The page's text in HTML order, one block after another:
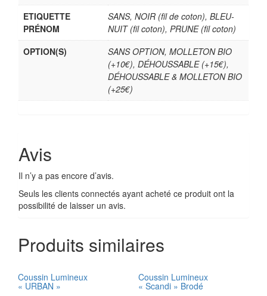
ETIQUETTE
PRÉNOM
SANS, NOIR (fil de coton), BLEU-
NUIT (fil coton), PRUNE (fil coton)
OPTION(S)
SANS OPTION, MOLLETON BIO
(+10€), DÉHOUSSABLE (+15€),
DÉHOUSSABLE & MOLLETON BIO
(+25€)
Avis
Il n’y a pas encore d’avis.
Seuls les clients connectés ayant acheté ce produit ont la
possibilité de laisser un avis.
Produits similaires
Coussin Lumineux
« URBAN »
Coussin Lumineux
« Scandi » Brodé